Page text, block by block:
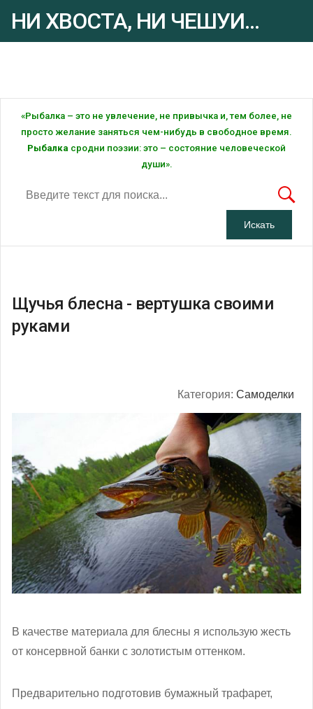
НИ ХВОСТА, НИ ЧЕШУИ...
«Рыбалка – это не увлечение, не привычка и, тем более, не
просто желание заняться чем-нибудь в свободное время.
Рыбалка сродни поэзии: это – состояние человеческой
души».
Щучья блесна - вертушка своими
руками
Категория: Самоделки
В качестве материала для блесны я использую жесть
от консервной банки с золотистым оттенком.
Предварительно подготовив бумажный трафарет,